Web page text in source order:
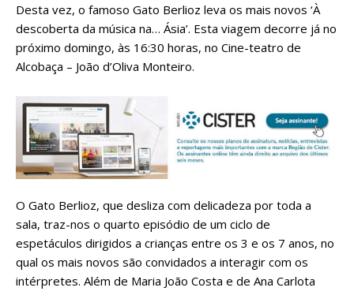
Desta vez, o famoso Gato Berlioz leva os mais novos ‘À
descoberta da música na… Ásia’. Esta viagem decorre já no
próximo domingo, às 16:30 horas, no Cine-teatro de
Alcobaça – João d’Oliva Monteiro.
O Gato Berlioz, que desliza com delicadeza por toda a
sala, traz-nos o quarto episódio de um ciclo de
espetáculos dirigidos a crianças entre os 3 e os 7 anos, no
qual os mais novos são convidados a interagir com os
intérpretes. Além de Maria João Costa e de Ana Carlota